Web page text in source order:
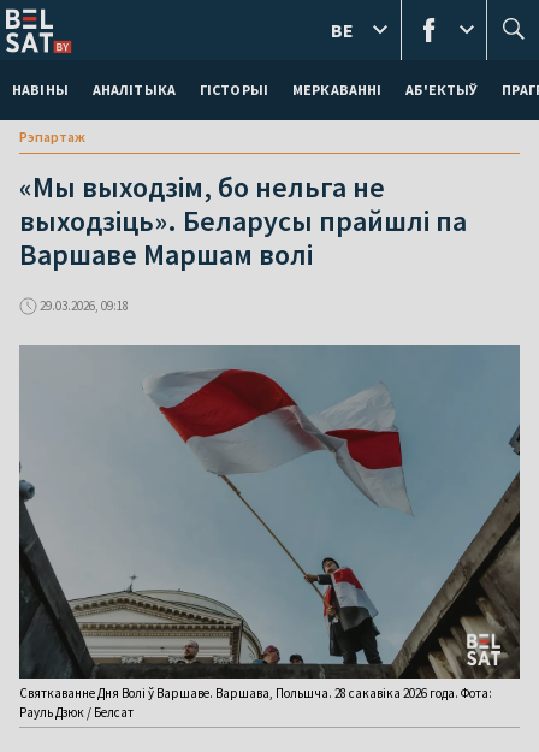
НАВІНЫ АНАЛІТЫКА ГІСТОРЫІ МЕРКАВАННI АБ'ЕКТЫЎ
BE
Рэпартаж
«Мы выходзім, бо нельга не
выходзіць». Беларусы прайшлі па
Варшаве Маршам волі
29.03.2026, 09:18
Святкаванне Дня Волі ў Варшаве. Варшава, Польшча. 28 сакавіка 2026 года. Фота:
Рауль Дзюк / Белсат